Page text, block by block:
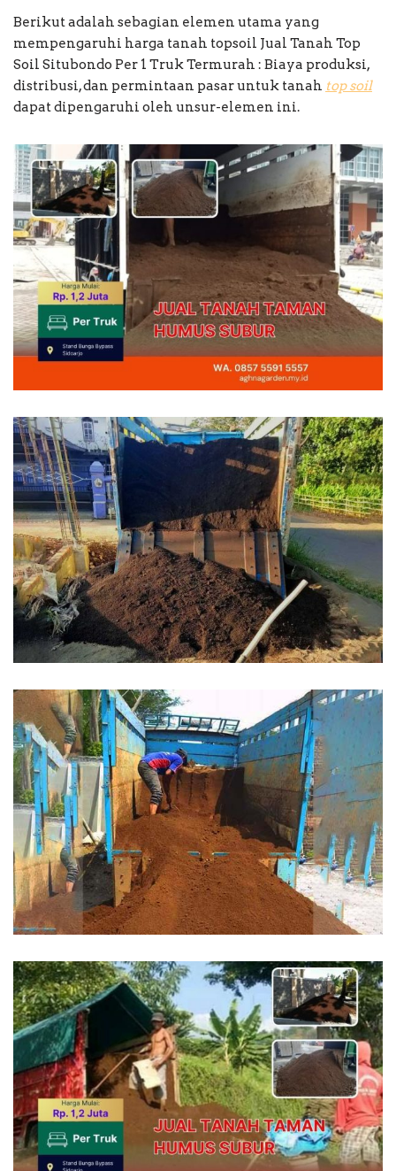
Berikut adalah sebagian elemen utama yang
mempengaruhi harga tanah topsoil Jual Tanah Top
Soil Situbondo Per 1 Truk Termurah : Biaya produksi,
distribusi, dan permintaan pasar untuk tanah top soil
dapat dipengaruhi oleh unsur-elemen ini.